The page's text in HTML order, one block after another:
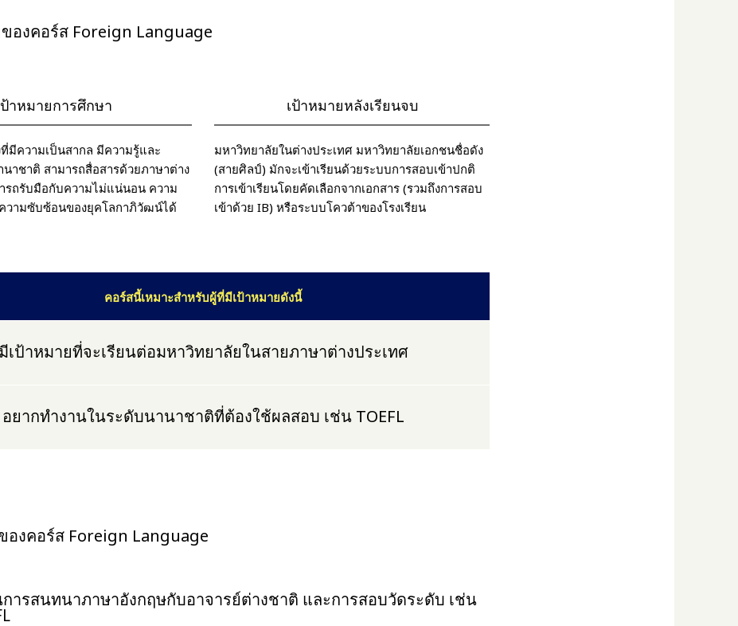
องคอร์ส Foreign Language
ป้าหมายการศึกษา
มีความเป็นสากล มีความรู้และ
นาชาติ สามารถสื่อสารด้วยภาษาต่าง
รถรับมือกับความไม่แน่นอน ความ
วามซับซ้อนของยุคโลกาภิวัฒน์ได้
เป้าหมายหลังเรียนจบ
มหาวิทยาลัยในต่างประเทศ มหาวิทยาลัยเอกชนชื่อดัง
(สายศิลป์) มักจะเข้าเรียนด้วยระบบการสอบเข้าปกติ
การเข้าเรียนโดยคัดเลือกจากเอกสาร (รวมถึงการสอบ
เข้าด้วย IB) หรือระบบโควต้าของโรงเรียน
คอร์สนี้เหมาะสำหรับผู้ที่มีเป้าหมายดังนี้
มีเป้าหมายที่จะเรียนต่อมหาวิทยาลัยในสายภาษาต่างประเทศ
อยากทำงานในระดับนานาชาติที่ต้องใช้ผลสอบ เช่น TOEFL
องคอร์ส Foreign Language
การสนทนาภาษาอังกฤษกับอาจารย์ต่างชาติ และการสอบวัดระดับ เช่น